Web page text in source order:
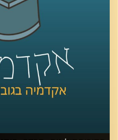
הצפיפות בכיתות היא מהגבוהות
המורים הם מהנמוכים בעולם
זוהי ממשלתינו ה-37, כלומר תחלופה של בערך כל שנתיים.
אז מה עושים? יש כאלו
שיטת הבחירות והשלטון.